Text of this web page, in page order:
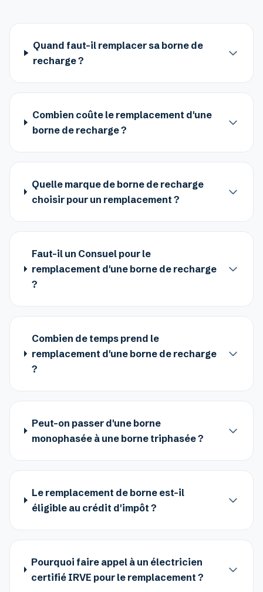
Quand faut-il remplacer sa borne de
recharge ?
Combien coûte le remplacement d'une
borne de recharge ?
Quelle marque de borne de recharge
choisir pour un remplacement ?
Faut-il un Consuel pour le
remplacement d'une borne de recharge
?
Combien de temps prend le
remplacement d'une borne de recharge
?
Peut-on passer d'une borne
monophasée à une borne triphasée ?
Le remplacement de borne est-il
éligible au crédit d'impôt ?
Pourquoi faire appel à un électricien
certifié IRVE pour le remplacement ?